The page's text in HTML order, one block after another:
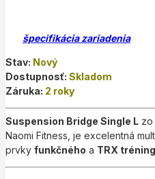
špecifikácia zariadenia
Stav: Nový
Dostupnosť: Skladom
Záruka: 2 roky
Suspension Bridge Single L zo
Naomi Fitness, je excelentná
prvky funkčného a TRX